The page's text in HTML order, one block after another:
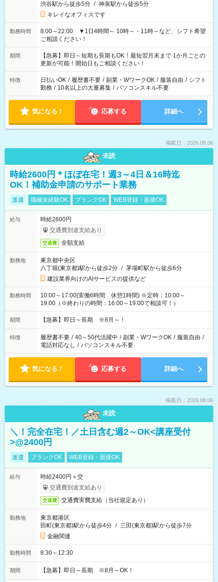
渋谷駅から徒歩5分 / 神泉駅から徒歩5分
キレイなオフィスです
勤務時間
8:00～22:00 ▼1日4時間～ 10時～・11時～など、シフト希望
ご相談ください！
期間
【急募】即日～短期も長期もOK！最短翌月末まで 1か月ごとの
更新が可能！開始日もご相談ください！
特徴 日払いOK / 履歴書不要 / 副業・WワークOK / 服装自由 / シフト
勤務 / 10名以上の大量募集 / パソコンスキル不要
気になる！ 応募する 詳細へ
掲載日：2026.08.06
未読
時給2600円＊ほぼ在宅！週3～4日＆16時迄
OK！補助金申請のサポート業務
派遣 職種未経験OK ブランクOK WEB登録・面接OK
給与
時給2600円
交通費別途支給あり
交通費 全額支給
勤務地
東京都中央区
八丁堀(東京都)駅から徒歩2分 / 茅場町駅から徒歩6分
建設業界向けのAIサービスの提供など
勤務時間
10:00～17:00(実働6時間 休憩1時間) ※定時：10:00～
19:00（※終わりの時間：16:00～19:00で相談可！）
期間 【急募】即日～長期 ※8月～！
特徴 履歴書不要 / 40～50代活躍中 / 副業・WワークOK / 服装自由 /
電話対応なし / パソコンスキル不要
気になる！ 応募する 詳細へ
掲載日：2026.08.06
未読
＼！完全在宅！／土日含む週2～OK<講座受付
>@2400円
派遣 ブランクOK WEB登録・面接OK
給与
時給2400円＋交
交通費別途支給あり
交通費 交通費実費支給（当社規定あり）
勤務地
東京都港区
田町(東京都)駅から徒歩4分 / 三田(東京都)駅から徒歩7分
金融関連
勤務時間 8:30～12:30
期間 【急募】即日～長期 ※8月～OK！